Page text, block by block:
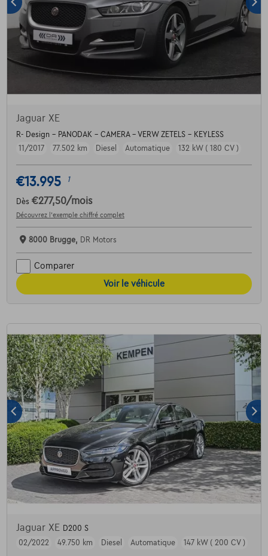
Jaguar XE
R- Design - PANODAK - CAMERA - VERW ZETELS - KEYLESS
11/2017
77.502 km Diesel Automatique 132 kW ( 180 CV )
€13.995 1
Dès €277,50/mois
Découvrez l’exemple chiffré complet
8000 Brugge, DR Motors
Comparer
Voir le véhicule
Jaguar XE D200 S
02/2022
49.750 km Diesel Automatique 147 kW ( 200 CV )